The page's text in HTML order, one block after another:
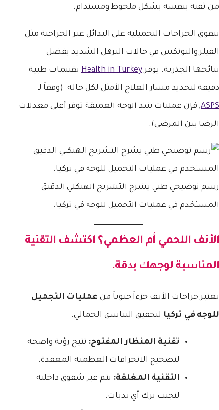
من ثقته بنفسه بشكل ملحوظ ومستدام.
تتفوق الجراحات التجميلية على البدائل غير الجراحية مثل
الفيلر والبوتكس في حالات الترهل الشديد بفضل
نتائجها الجذرية. يوفر Health in Turkey تقييمات طبية
دقيقة لتحديد مسار العلاج الأمثل لكل حالة. (وفقاً لـ
ASPS, فإن عمليات شد الوجه العميقة توفر أعلى معدلات
الرضا بين المرضى).
رسم توضيحي طبي يشرح التشريح الهيكلي الدقيق
المستخدم في عمليات التجميل للوجه في تركيا.
الأنف اللحمي أم العظمي؟ اكتشف التقنية
المناسبة لوجهك بدقة.
تعتبر جراحات الأنف جزءاً حيوياً من عمليات التجميل
للوجه في تركيا لتحقيق التناسق الجمالي.
تقنية المنظار المفتوح: تتيح رؤية واضحة
لتصحيح الانحرافات العظمية المعقدة.
التقنية المغلقة: تتم عبر شقوق داخلية
لتجنب ترك أي ندبات.